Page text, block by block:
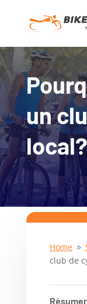
un
local?
Home 9
club de